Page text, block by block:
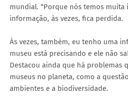
mundial. “Porque nós temos muita
informação, às vezes, fica perdida.
Às vezes, também, eu tenho uma
museu está precisando e ele não
Destacou ainda que há problemas
museus no planeta, como a
ambientes e a biodiversidade.